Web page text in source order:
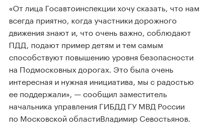
«От лица Госавтоинспекции хочу сказать, что нам
всегда приятно, когда участники дорожного
движения знают и, что очень важно, соблюдают
ПДД, подают пример детям и тем самым
способствуют повышению уровня безопасности
на Подмосковных дорогах. Это была очень
интересная и нужная инициатива, мы с радостью
ее поддержали», — сообщил заместитель
начальника управления ГИБДД ГУ МВД России
по Московской областиВладимир Севостьянов.